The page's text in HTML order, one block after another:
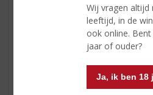
Wij vragen altijd
leeftijd, in de
ook online. Bent
jaar of ouder?
Ja, ik ben 18
De geur
zoals
gele
De